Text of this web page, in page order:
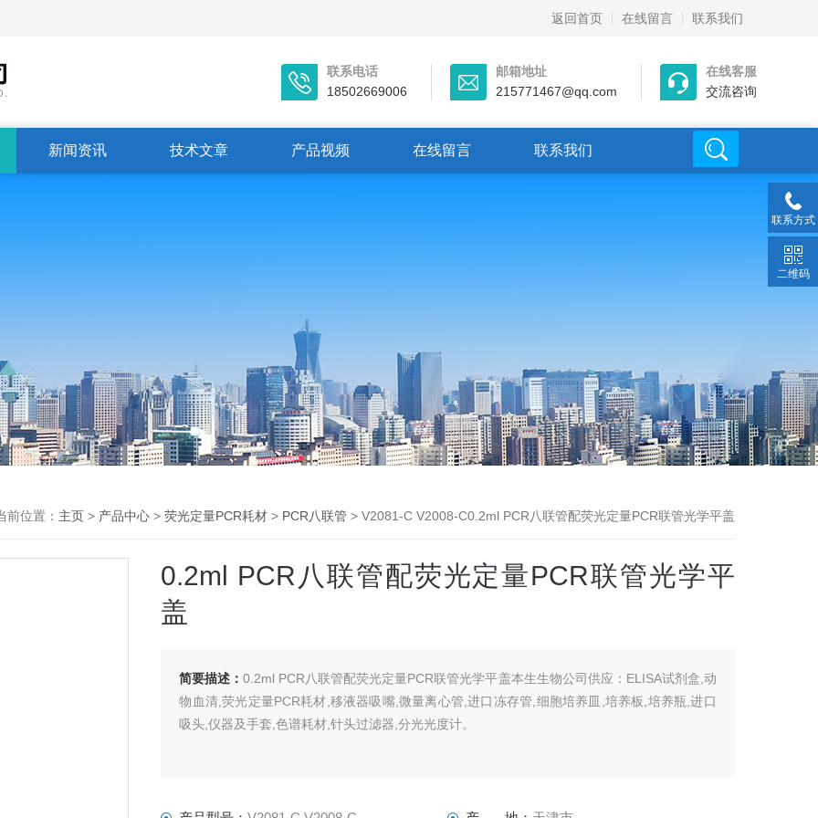
返回首页 在线留言 联系我们
联系电话
18502669006
邮箱地址
215771467@qq.com
在线客服
交流咨询
新闻资讯 技术文章 产品视频 在线留言 联系我们
前位置： 主页 > 产品中心> 荧光定量PCR耗材> PCR八联管 > V2081-C V2008-C0.2ml PCR八联管配荧光定量PCR联管光学平盖
0.2ml PCR八联管配荧光定量PCR联管光学平
盖
简要描述：0.2ml PCR八联管配荧光定量PCR联管光学平盖本生生物公司供应：ELISA试剂盒,动
物血清,荧光定量PCR耗材,移液器吸嘴,微量离心管,进口冻存管,细胞培养皿,培养板,培养瓶,进口
吸头,仪器及手套,色谱耗材,针头过滤器,分光光度计。
联系方式
二维码